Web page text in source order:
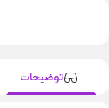
توضیحات